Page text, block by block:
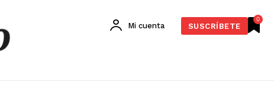
0
Mi cuenta SUSCRÍBETE